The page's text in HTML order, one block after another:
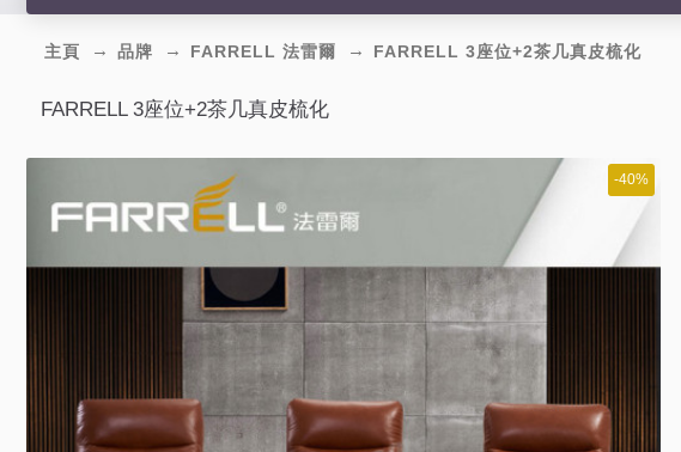
主頁 品牌 FARRELL 法雷爾 FARRELL 3座位+2茶几真皮梳化
FARRELL 3座位+2茶几真皮梳化
-40%